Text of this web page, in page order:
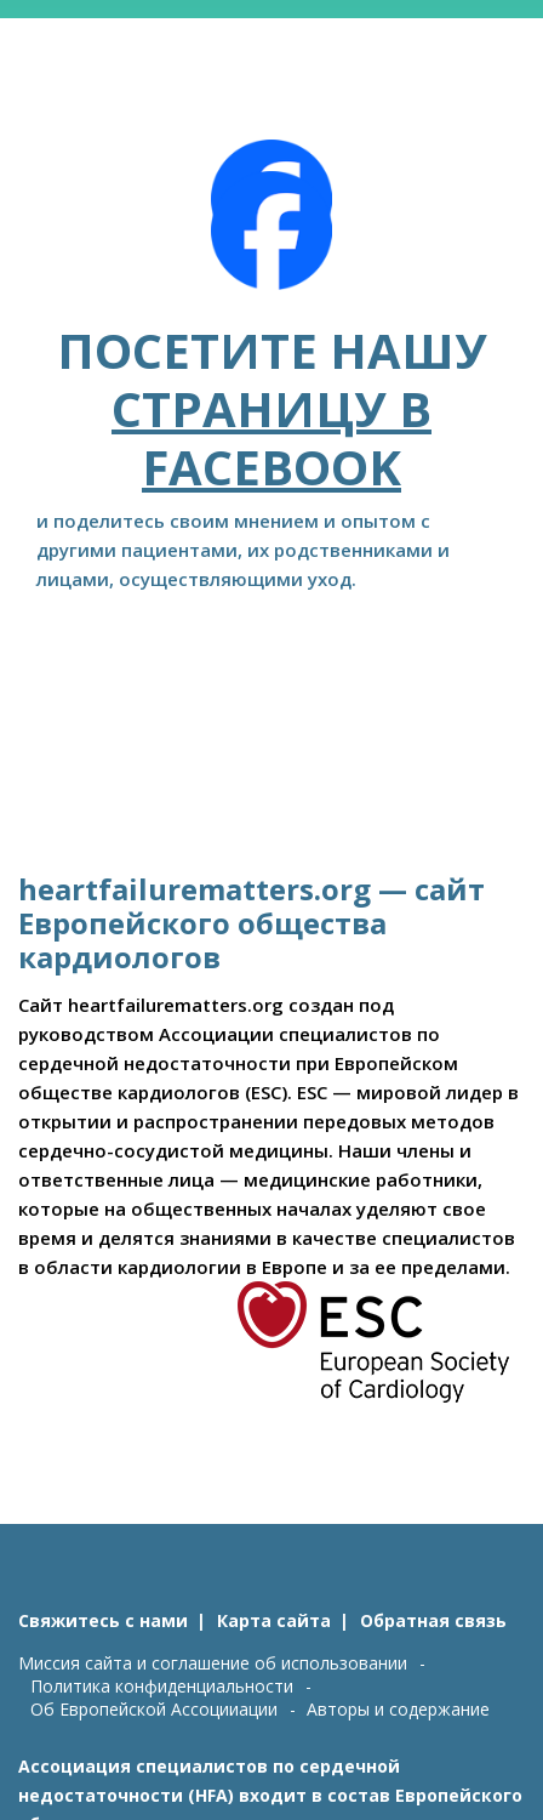
ПОСЕТИТЕ НАШУ
СТРАНИЦУ В
FACEBOOK
и поделитесь своим мнением и опытом с
другими пациентами, их родственниками и
лицами, осуществляющими уход.
heartfailurematters.org — сайт
Европейского общества
кардиологов
Сайт heartfailurematters.org создан под
руководством Ассоциации специалистов по
сердечной недостаточности при Европейском
обществе кардиологов (ESC). ESC — мировой лидер в
открытии и распространении передовых методов
сердечно-сосудистой медицины. Наши члены и
ответственные лица — медицинские работники,
которые на общественных началах уделяют свое
время и делятся знаниями в качестве специалистов
в области кардиологии в Европе и за ее пределами.
Свяжитесь с нами Карта сайта
Обратная связь
Миссия сайта и соглашение об использовании
Политика конфиденциальности
Об Европейской Ассоцииации
Авторы и содержание
Ассоциация специалистов по сердечной
недостаточности (HFA) входит в состав Европейского